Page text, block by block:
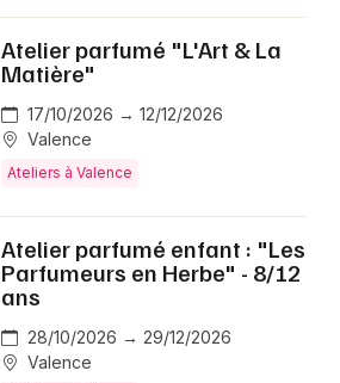
Atelier parfumé "L'Art & La
Matière"
17/10/2026 → 12/12/2026
Valence
Ateliers à Valence
Atelier parfumé enfant : "Les
Parfumeurs en Herbe" - 8/12
ans
28/10/2026 → 29/12/2026
Valence